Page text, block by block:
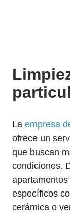
La empresa
ofrece un
que buscan
condiciones.
específicos
cerámica o